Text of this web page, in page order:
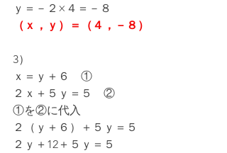
ｙ＝－２×４＝－８
（ｘ，ｙ）＝（４，－８）
3）
ｘ＝ｙ＋６　①
２ｘ＋５ｙ＝５　②
①を②に代入
２（ｙ＋６）＋５ｙ＝５
２ｙ＋12＋５ｙ＝５